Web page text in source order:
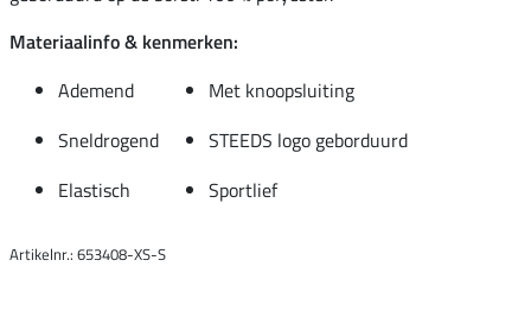
Materiaalinfo & kenmerken:
Ademend
Met knoopsluiting
Sneldrogend
STEEDS logo geborduurd
Elastisch
Sportlief
Artikelnr.: 653408-XS-S